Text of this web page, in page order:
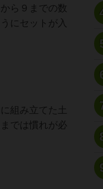
ら９までの数
にセットが入
組み立てた土
では慣れが必